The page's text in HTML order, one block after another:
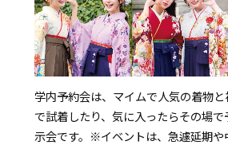
学内予約会は、マイムで人気の着物
で試着したり、気に入ったらその場
示会です。 ※イベントは、急遽延期や